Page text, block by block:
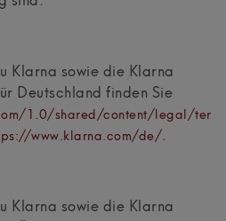
Klarna sowie die Klarna
Deutschland finden Sie
1.0/shared/content/legal/ter
www.klarna.com/de/.
Klarna sowie die Klarna